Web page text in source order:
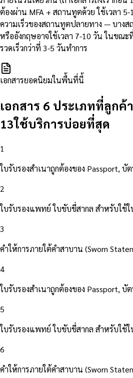
ต้องผ่าน MFA + สถานทูตด้วย ใช้เวลา
ความเร็วของสถานทูตปลายทาง — บางส
หรืออังกฤษอาจใช้เวลา 7-10 วัน ในข
รวดเร็วกว่าที่ 3-5 วันทำการ
เอกสารยอดนิยมในพื้นที่นี้
เอกสาร 6 ประเภทที่ลูก
13ใช้บริการบ่อยที่สุด
1
ใบรับรองสำเนาถูกต้องของ Passport,
2
ใบรับรองแพทย์ ใบขับขี่สากล สำหรับใช้ใ
3
คำให้การภายใต้คำสาบาน (Sworn
4
ใบรับรองสำเนาถูกต้องของ Passport,
5
ใบรับรองแพทย์ ใบขับขี่สากล สำหรับใช้ใ
6
คำให้การภายใต้คำสาบาน (Sworn